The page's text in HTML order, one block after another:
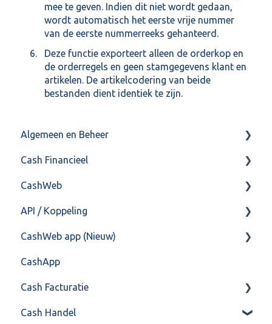
mee te geven. Indien dit niet wordt gedaan,
wordt automatisch het eerste vrije nummer
van de eerste nummerreeks gehanteerd.
Deze functie exporteert alleen de orderkop en
de orderregels en geen stamgegevens klant en
artikelen. De artikelcodering van beide
bestanden dient identiek te zijn.
Algemeen en Beheer
Bank(koppeling)
Import/Export
Postbus
Training & Consultancy
Overig
Cash Financieel
Boekhoud
Fiscaal
Overig
CashWeb
CashHero Layout
Mailen vanuit CASHWeb
Algemeen gebruik
API / Koppeling
Algemeen
Api 3.0 (SOAP API)
API 4.0 (REST API)
CashWeb app (Nieuw)
Veel gestelde vragen
CashApp
Cash Facturatie
Factureren
Cash Handel